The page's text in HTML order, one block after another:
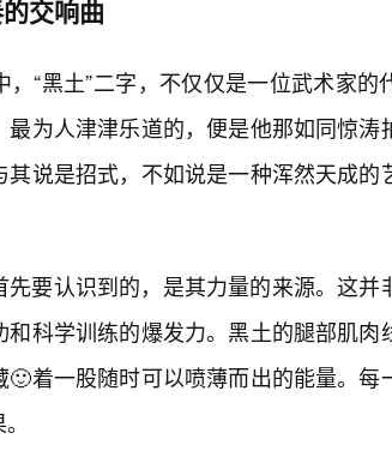
交响曲
“黑土”二字，不仅仅是一位武术家的
为人津津乐道的，便是他那如同惊涛
说是招式，不如说是一种浑然天成的
要认识到的，是其力量的来源。这并
科学训练的爆发力。黑土的腿部肌肉
着一股随时可以喷薄而出的能量。每